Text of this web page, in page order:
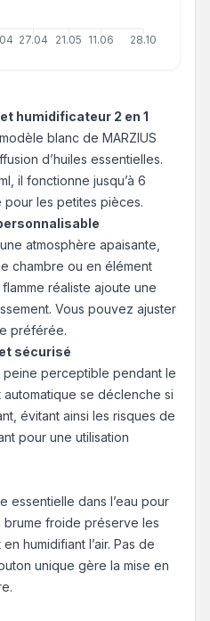
27.04 21.05 11.06 28.10
humidificateur 2 en 1
blanc de MARZIUS
d’huiles essentielles.
il fonctionne jusqu’à 6
pour les petites pièces.
atmosphère apaisante,
chambre ou en élément
réaliste ajoute une
Vous pouvez ajuster
préférée.
sécurisé
peine perceptible pendant le
automatique se déclenche si
évitant ainsi les risques de
pour une utilisation
essentielle dans l’eau pour
brume froide préserve les
humidifiant l’air. Pas de
unique gère la mise en